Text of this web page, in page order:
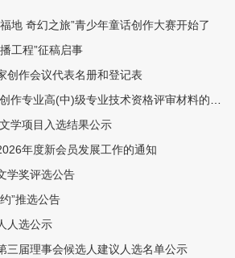
地 奇幻之旅”青少年童话创作大赛开始了
工程”征稿启事
创作会议代表名册和登记表
专业高(中)级专业技术资格评审材料的通知
学项目入选结果公示
年度新会员发展工作的通知
学奖评选公告
”推选公告
人选公示
三届理事会候选人建议人选名单公示